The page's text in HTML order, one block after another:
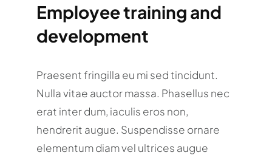
Employee training and
development
Praesent fringilla eu mi sed tincidunt.
Nulla vitae auctor massa. Phasellus nec
erat inter dum, iaculis eros non,
hendrerit augue. Suspendisse ornare
elementum diam vel ultrices augue